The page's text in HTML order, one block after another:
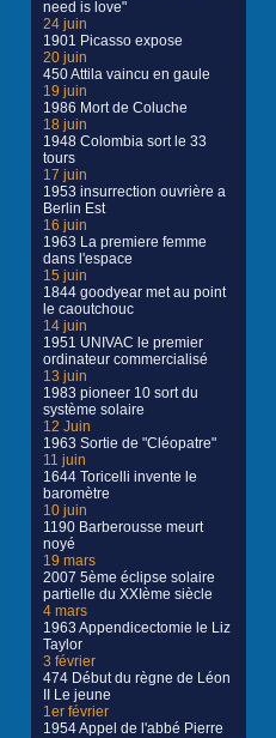
need is love"
24 juin
1901 Picasso expose
20 juin
450 Attila vaincu en gaule
19 juin
1986 Mort de Coluche
18 juin
1948 Colombia sort le 33
tours
17 juin
1953 insurrection ouvrière a
Berlin Est
16 juin
1963 La premiere femme
dans l'espace
15 juin
1844 goodyear met au point
le caoutchouc
14 juin
1951 UNIVAC le premier
ordinateur commercialisé
13 juin
1983 pioneer 10 sort du
système solaire
12 Juin
1963 Sortie de "Cléopatre"
11 juin
1644 Toricelli invente le
baromètre
10 juin
1190 Barberousse meurt
noyé
19 mars
2007 5ème éclipse solaire
partielle du XXIème siècle
4 mars
1963 Appendicectomie le Liz
Taylor
3 février
474 Début du règne de Léon
II Le jeune
1er février
1954 Appel de l'abbé Pierre